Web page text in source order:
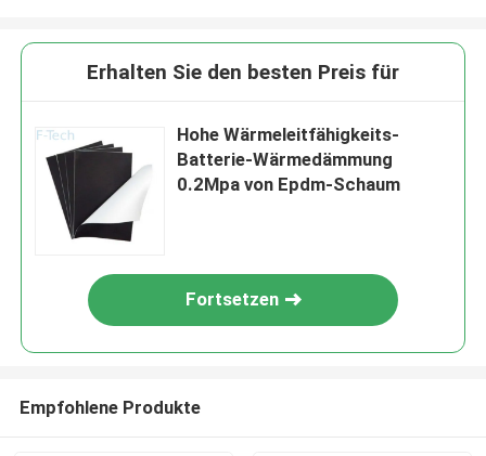
Erhalten Sie den besten Preis für
Hohe Wärmeleitfähigkeits-
Batterie-Wärmedämmung
0.2Mpa von Epdm-Schaum
Fortsetzen
Empfohlene Produkte